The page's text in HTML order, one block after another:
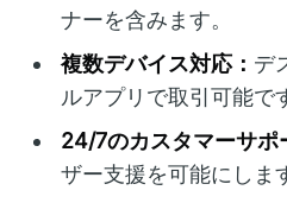
ナーを含みます。
複数デバイス対応： デ
ルアプリで取引可能で
24/7のカスタマーサポ
ザー支援を可能にしま